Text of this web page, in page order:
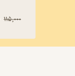
115,000